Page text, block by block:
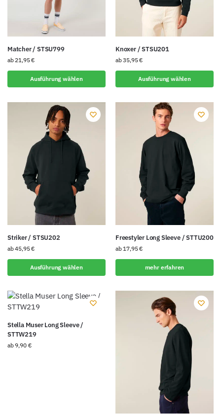
Matcher / STSU799
ab 21,95€
Ausführung wählen
Knoxer / STSU201
ab35,95€
Ausführung wählen
Striker / STSU202
ab45,95€
Ausführung wählen
Freestyler Long Sleeve / STTU200
ab 17,95€
mehr erfahren
Stella Muser Long Sleeve /
STTW219
ab9,90 €